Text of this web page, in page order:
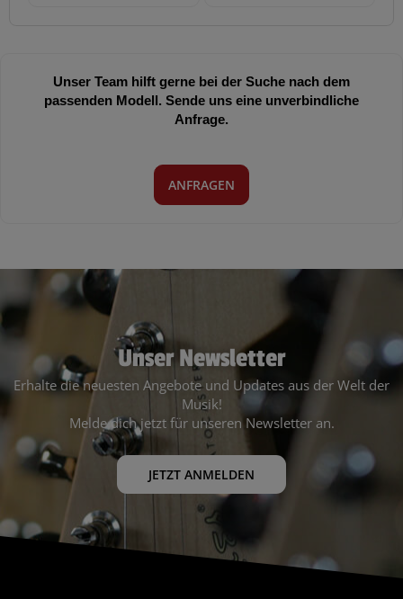
Unser Team hilft gerne bei der Suche nach dem
passenden Modell. Sende uns eine unverbindliche
Anfrage.
ANFRAGEN
Unser Newsletter
Erhalte die neuesten Angebote und Updates aus der Welt der
Musik!
Melde dich jetzt für unseren Newsletter an.
JETZT ANMELDEN